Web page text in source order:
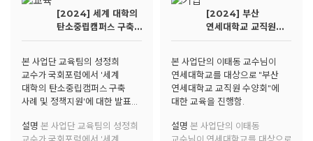
[2024] 세계 대학의
탄소중립캠퍼스 구축
사례 및 정책지원
본 사업단 교육팀의 성정희
교수가 국회포럼에서 '세계
대학의 탄소중립캠퍼스 구축
사례 및 정책지원'에 대한 발표를
설명 본 사업단 교육팀의 성정희
[2024] 부산
연세대학교 교직원
수양회
본 사업단의 이태동 교수님이
연세대학교를 대상으로 "부산
연세대학교 교직원 수양회"에
대한 교육을 진행함.
설명 본 사업단의 이태동